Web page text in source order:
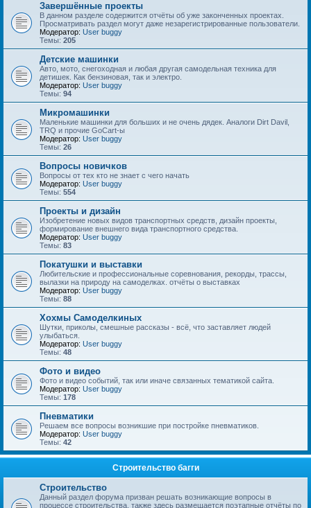
Завершённые проекты
В данном разделе содержится отчёты об уже законченных проектах.
Просматривать раздел могут даже незарегистрированные пользователи.
Модератор: User buggy
Темы: 205
Детские машинки
Авто, мото, снегоходная и любая другая самодельная техника для
детишек. Как бензиновая, так и электро.
Модератор: User buggy
Темы: 94
Микромашинки
Маленькие машинки для больших и не очень дядек. Аналоги Dirt Davil,
TRQ и прочие GoCart-ы
Модератор: User buggy
Темы: 26
Вопросы новичков
Вопросы от тех кто не знает с чего начать
Модератор: User buggy
Темы: 554
Проекты и дизайн
Изобретение новых видов транспортных средств, дизайн проекты,
формирование внешнего вида транспортного средства.
Модератор: User buggy
Темы: 83
Покатушки и выставки
Любительские и профессиональные соревнования, рекорды, трассы,
вылазки на природу на самоделках. отчёты о выставках
Модератор: User buggy
Темы: 88
Хохмы Самоделкиных
Шутки, приколы, смешные рассказы - всё, что заставляет людей
улыбаться.
Модератор: User buggy
Темы: 48
Фото и видео
Фото и видео событий, так или иначе связанных тематикой сайта.
Модератор: User buggy
Темы: 178
Пневматики
Решаем все вопросы возникшие при постройке пневматиков.
Модератор: User buggy
Темы: 42
Строительство багги
Строительство
Данный раздел форума призван решать возникающие вопросы в
процессе строительства, также здесь размещается поэтапные отчёты по